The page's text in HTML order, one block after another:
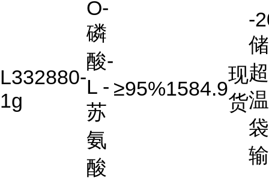
L332880-
1g
O-
磷
酸-
L -
苏
氨
酸
≥95%1584.9
现
货
-
输